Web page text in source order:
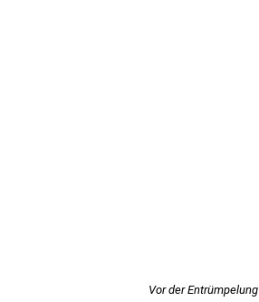
Vor der Entrümpelung